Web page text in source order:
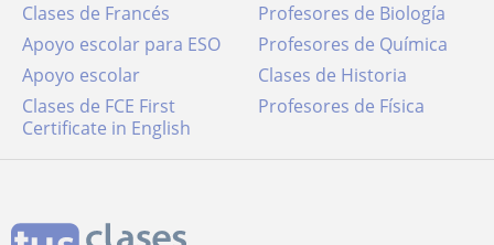
Clases de Francés
Profesores de Biología
Apoyo escolar para ESO
Profesores de Química
Apoyo escolar
Clases de Historia
Clases de FCE First
Certificate in English
Profesores de Física